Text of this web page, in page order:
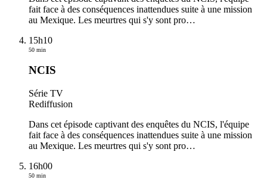
fait face à des conséquences inattendues suite à une mission
au Mexique. Les meurtres qui s'y sont pro…
15h10
50 min
NCIS
Série TV
Rediffusion
Dans cet épisode captivant des enquêtes du NCIS, l'équipe
fait face à des conséquences inattendues suite à une mission
au Mexique. Les meurtres qui s'y sont pro…
16h00
50 min